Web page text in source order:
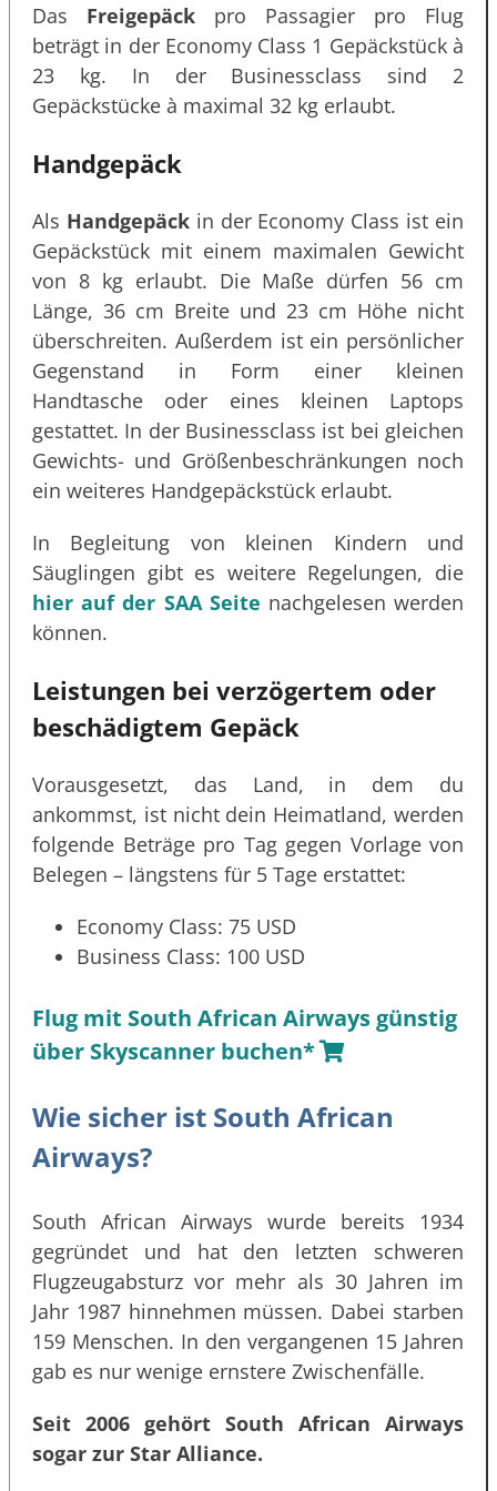
Das Freigepäck pro Passagier pro Flug
beträgt in der Economy Class 1 Gepäckstück à
23 kg. In der Businessclass sind 2
Gepäckstücke à maximal 32 kg erlaubt.
Handgepäck
Als Handgepäckin der Economy Class ist ein
Gepäckstück mit einem maximalen Gewicht
von 8 kg erlaubt. Die Maße dürfen 56 cm
Länge, 36 cm Breite und 23 cm Höhe nicht
überschreiten. Außerdem ist ein persönlicher
Gegenstand in Form einer kleinen
Handtasche oder eines kleinen Laptops
gestattet. In der Businessclass ist bei gleichen
Gewichts- und Größenbeschränkungen noch
ein weiteres Handgepäckstück erlaubt.
In Begleitung von kleinen Kindern und
Säuglingen gibt es weitere Regelungen, die
hier auf der SAA Seite nachgelesen werden
können.
Leistungen bei verzögertem oder
beschädigtem Gepäck
Vorausgesetzt, das Land, in dem du
ankommst, ist nicht dein Heimatland, werden
folgende Beträge pro Tag gegen Vorlage von
Belegen – längstens für 5 Tage erstattet:
Economy Class: 75 USD
Business Class: 100 USD
Flug mit South African Airways günstig
über Skyscanner buchen*
Wie sicher ist South African
Airways?
South African Airways wurde bereits 1934
gegründet und hat den letzten schweren
Flugzeugabsturz vor mehr als 30 Jahren im
Jahr 1987 hinnehmen müssen. Dabei starben
159 Menschen. In den vergangenen 15 Jahren
gab es nur wenige ernstere Zwischenfälle.
Seit 2006 gehört South African Airways
sogar zur Star Alliance.